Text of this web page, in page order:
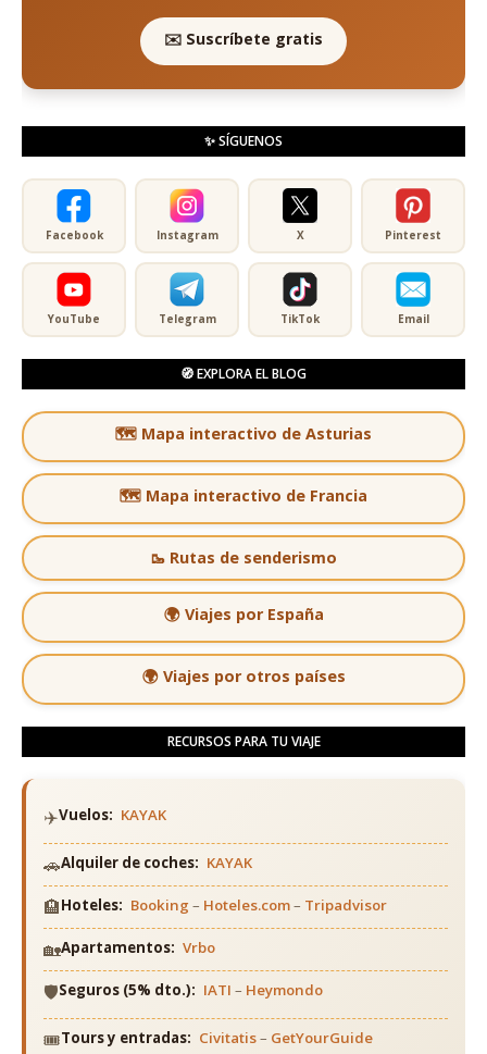
✉️ Suscríbete gratis
✨ SÍGUENOS
Facebook Instagram X Pinterest
YouTube Telegram TikTok Email
🧭 EXPLORA EL BLOG
🗺️ Mapa interactivo de Asturias
🗺️ Mapa interactivo de Francia
🥾 Rutas de senderismo
🌍 Viajes por España
🌍 Viajes por otros países
RECURSOS PARA TU VIAJE
✈️Vuelos: KAYAK
🚗Alquiler de coches: KAYAK
🏨Hoteles: Booking – Hoteles.com– Tripadvisor
🏡Apartamentos: Vrbo
🛡️Seguros (5% dto.): IATI – Heymondo
🎟️Tours y entradas: Civitatis– GetYourGuide